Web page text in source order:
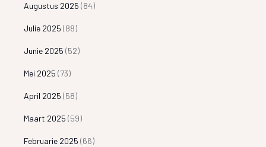
Augustus 2025 (84)
Julie 2025 (88)
Junie 2025 (52)
Mei 2025 (73)
April 2025 (58)
Maart 2025 (59)
Februarie 2025 (66)